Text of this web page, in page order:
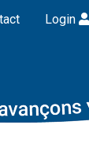
Login